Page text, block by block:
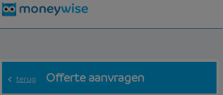
terug Offerte aanvragen